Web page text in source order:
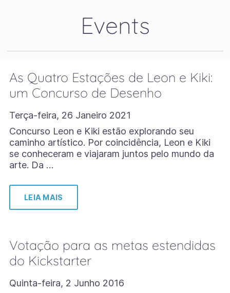
Events
As Quatro Estações de Leon e Kiki:
um Concurso de Desenho
Terça-feira, 26 Janeiro 2021
Concurso Leon e Kiki estão explorando seu
caminho artístico. Por coincidência, Leon e Kiki
se conheceram e viajaram juntos pelo mundo da
arte. Da …
LEIA MAIS
Votação para as metas estendidas
do Kickstarter
Quinta-feira, 2 Junho 2016